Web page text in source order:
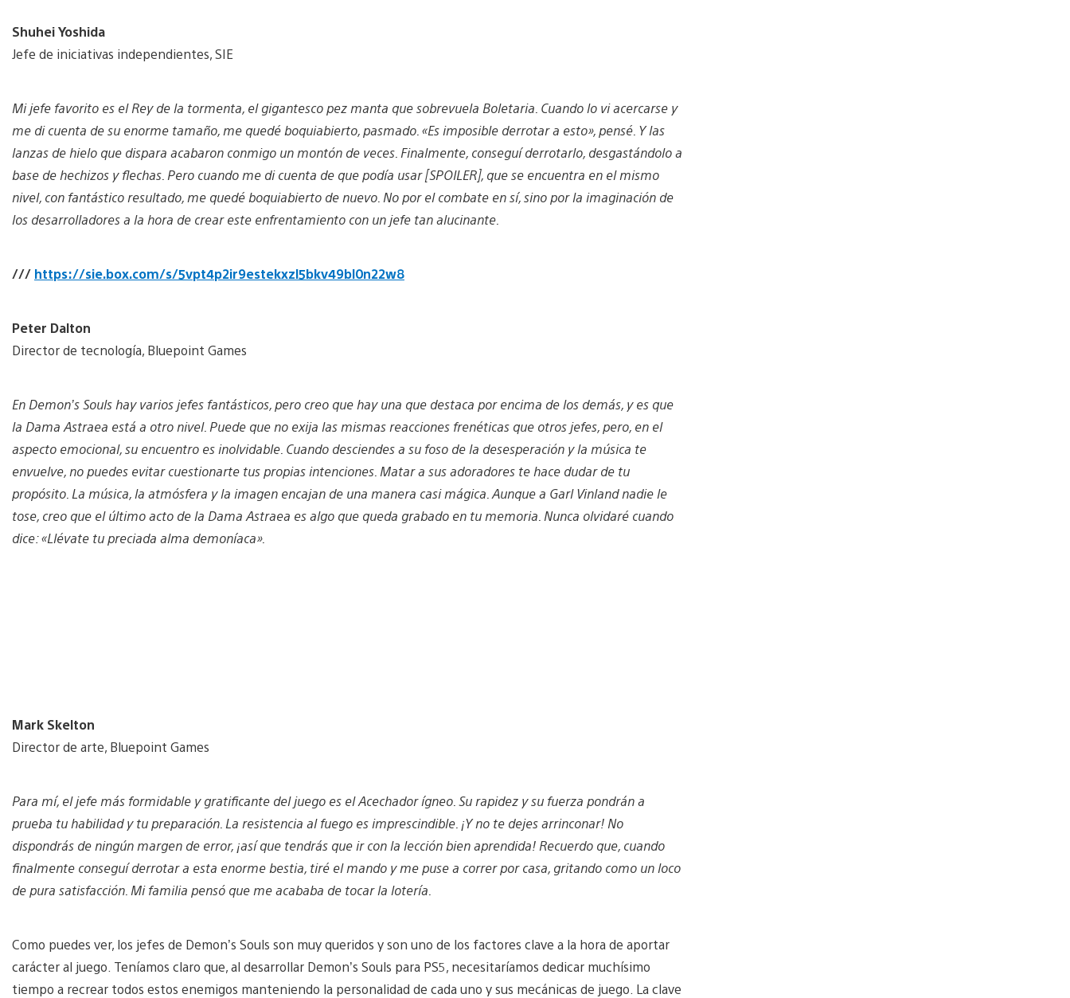
Shuhei Yoshida
Jefe de iniciativas independientes, SIE
Mi jefe favorito es el Rey de la tormenta, el gigantesco pez manta que sobrevuela Boletaria. Cuando lo vi acercarse y
me di cuenta de su enorme tamaño, me quedé boquiabierto, pasmado. «Es imposible derrotar a esto», pensé. Y las
lanzas de hielo que dispara acabaron conmigo un montón de veces. Finalmente, conseguí derrotarlo, desgastándolo a
base de hechizos y flechas. Pero cuando me di cuenta de que podía usar [SPOILER], que se encuentra en el mismo
nivel, con fantástico resultado, me quedé boquiabierto de nuevo. No por el combate en sí, sino por la imaginación de
los desarrolladores a la hora de crear este enfrentamiento con un jefe tan alucinante.
/// https://sie.box.com/s/5vpt4p2ir9estekxzl5bkv49bl0n22w8
Peter Dalton
Director de tecnología, Bluepoint Games
En Demon’s Souls hay varios jefes fantásticos, pero creo que hay una que destaca por encima de los demás, y es que
la Dama Astraea está a otro nivel. Puede que no exija las mismas reacciones frenéticas que otros jefes, pero, en el
aspecto emocional, su encuentro es inolvidable. Cuando desciendes a su foso de la desesperación y la música te
envuelve, no puedes evitar cuestionarte tus propias intenciones. Matar a sus adoradores te hace dudar de tu
propósito. La música, la atmósfera y la imagen encajan de una manera casi mágica. Aunque a Garl Vinland nadie le
tose, creo que el último acto de la Dama Astraea es algo que queda grabado en tu memoria. Nunca olvidaré cuando
dice: «Llévate tu preciada alma demoníaca».
Mark Skelton
Director de arte, Bluepoint Games
Para mí, el jefe más formidable y gratificante del juego es el Acechador ígneo. Su rapidez y su fuerza pondrán a
prueba tu habilidad y tu preparación. La resistencia al fuego es imprescindible. ¡Y no te dejes arrinconar! No
dispondrás de ningún margen de error, ¡así que tendrás que ir con la lección bien aprendida! Recuerdo que, cuando
finalmente conseguí derrotar a esta enorme bestia, tiré el mando y me puse a correr por casa, gritando como un loco
de pura satisfacción. Mi familia pensó que me acababa de tocar la lotería.
Como puedes ver, los jefes de Demon’s Souls son muy queridos y son uno de los factores clave a la hora de aportar
carácter al juego. Teníamos claro que, al desarrollar Demon’s Souls para PS5, necesitaríamos dedicar muchísimo
tiempo a recrear todos estos enemigos manteniendo la personalidad de cada uno y sus mecánicas de juego. La clave